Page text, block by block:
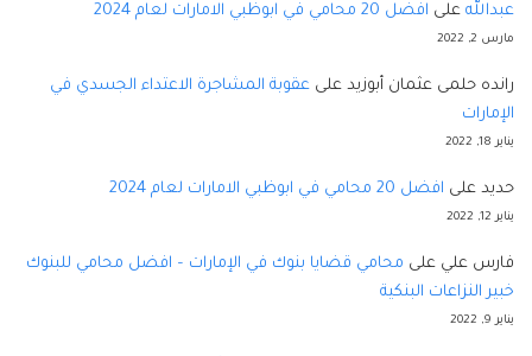
عبدالله على افضل 20 محامي في ابوظبي الامارات لعام 2024
مارس 2, 2022
رانده حلمى عثمان أبوزيد على عقوبة المشاجرة الاعتداء الجسدي في
الإمارات
يناير 18, 2022
حديد على افضل 20 محامي في ابوظبي الامارات لعام 2024
يناير 12, 2022
فارس علي على محامي قضايا بنوك في الإمارات – افضل محامي للبنوك
خبير النزاعات البنكية
يناير 9, 2022